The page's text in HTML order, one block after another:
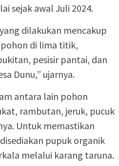
sejak awal Juli 2024.
dilakukan mencakup
di lima titik,
pesisir pantai, dan
Dunu,” ujarnya.
antara lain pohon
rambutan, jeruk, pucuk
Untuk memastikan
pupuk organik
melalui karang taruna.